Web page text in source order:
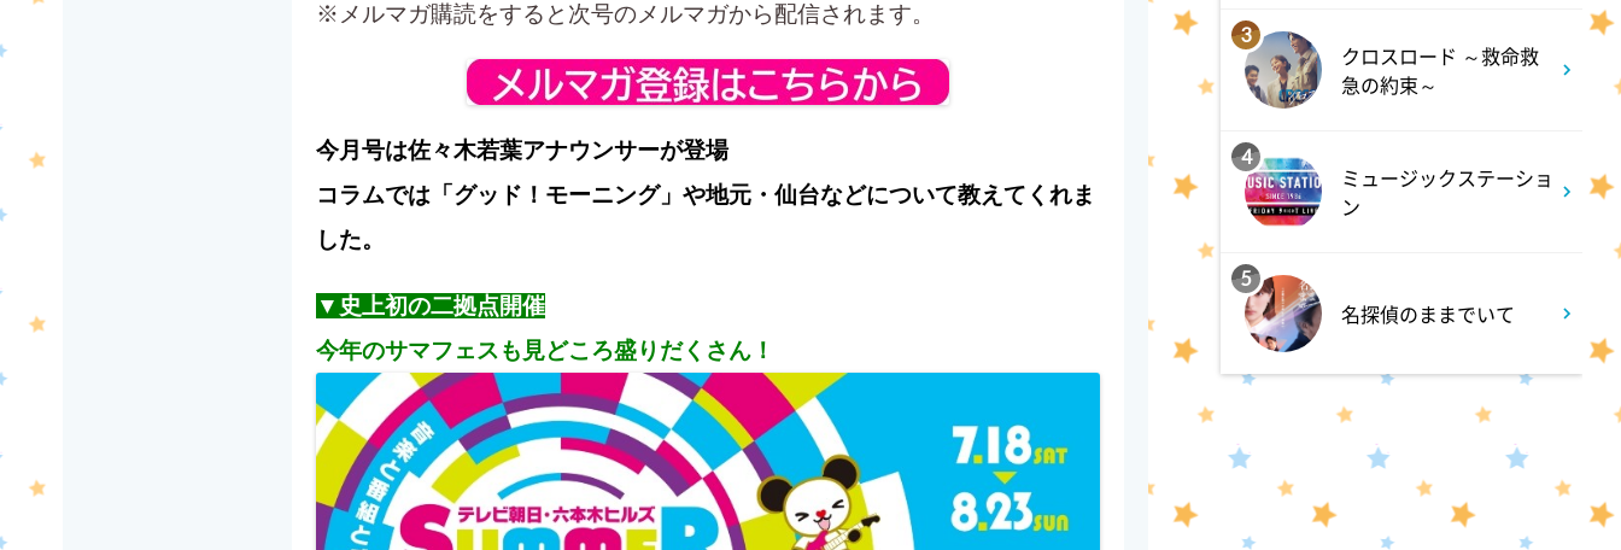
※メルマガ購読をすると次号のメルマガから配信されます。
今月号は佐々木若葉アナウンサーが登場
コラムでは 「グッド！モーニング」や地元・仙台などについて教えてくれま
した。
▼史上初の二拠点開催
今年のサマフェスも見どころ盛りだくさん！
午後
相棒20 #5
午後 4:48
スーパーJチャンネル 井澤健
のハテナ>を深掘り
よる 7:00
相葉ヒロミのお困りですカ
ー? 2時間SP
3
クロスロード ～救命救
急の約束～
4
ミュージックステーショ
ン
5
名探偵のままでいて